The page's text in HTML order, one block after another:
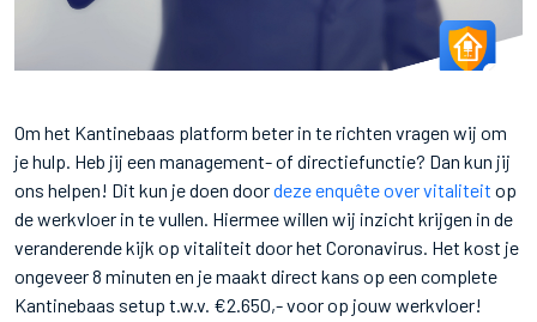
Om het Kantinebaas platform beter in te richten vragen wij om
je hulp. Heb jij een management- of directiefunctie? Dan kun jij
ons helpen! Dit kun je doen doordeze enquête over vitaliteit op
de werkvloer in te vullen. Hiermee willen wij inzicht krijgen in de
veranderende kijk op vitaliteit door het Coronavirus. Het kost je
ongeveer 8 minuten en je maakt direct kans op een complete
Kantinebaas setup t.w.v. €2.650,- voor op jouw werkvloer!